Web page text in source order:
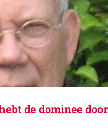
de dominee door